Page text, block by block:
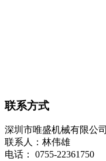
联系方式
深圳市唯盛机械有限公司
联系人：林伟雄
电话： 0755-22361750